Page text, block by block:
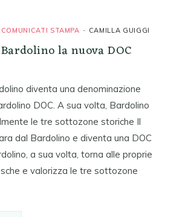
COMUNICATI STAMPA CAMILLA GUIGGI
la nuova DOC
diventa una denominazione
DOC. A sua volta, Bardolino
le tre sottozone storiche Il
dal Bardolino e diventa una DOC
a sua volta, torna alle proprie
e valorizza le tre sottozone